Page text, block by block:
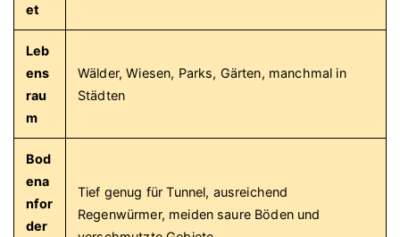
et
Leb
ens
rau
m
Wälder, Wiesen, Parks, Gärten, manchmal in
Städten
Bod
ena
nfor
der
Tief genug für Tunnel, ausreichend
Regenwürmer, meiden saure Böden und